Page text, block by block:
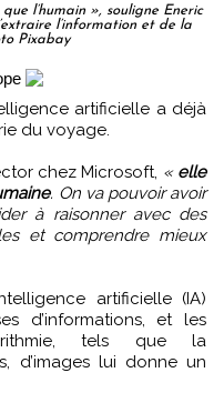
l’humain », souligne Eneric
l’information et de la
Pixabay
du voyage.
chez Microsoft, « elle
. On va pouvoir avoir
à raisonner avec des
et comprendre mieux
artificielle (IA)
d’informations, et les
tels que la
d’images lui donne un